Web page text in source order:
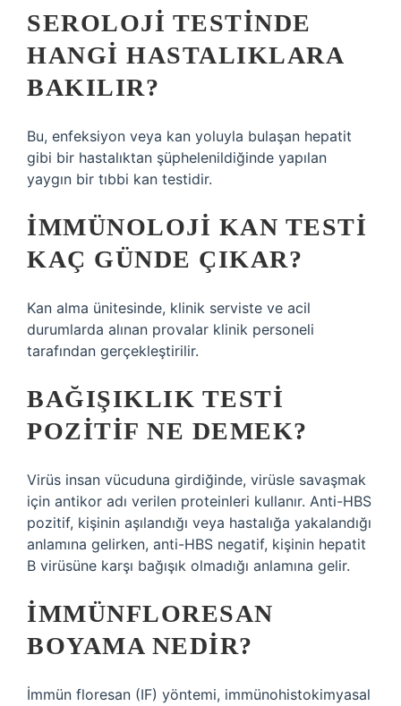
SEROLOJI TESTINDE
HANGI HASTALIKLARA
BAKILIR?
Bu, enfeksiyon veya kan yoluyla bulaşan hepatit
gibi bir hastalıktan şüphelenildiğinde yapılan
yaygın bir tıbbi kan testidir.
İMMÜNOLOJI KAN TESTI
KAÇ GÜNDE ÇIKAR?
Kan alma ünitesinde, klinik serviste ve acil
durumlarda alınan provalar klinik personeli
tarafından gerçekleştirilir.
BAĞIŞIKLIK TESTI
POZITIF NE DEMEK?
Virüs insan vücuduna girdiğinde, virüsle savaşmak
için antikor adı verilen proteinleri kullanır. Anti-HBS
pozitif, kişinin aşılandığı veya hastalığa yakalandığı
anlamına gelirken, anti-HBS negatif, kişinin hepatit
B virüsüne karşı bağışık olmadığı anlamına gelir.
İMMÜNFLORESAN
BOYAMA NEDIR?
İmmün floresan (IF) yöntemi, immünohistokimyasal